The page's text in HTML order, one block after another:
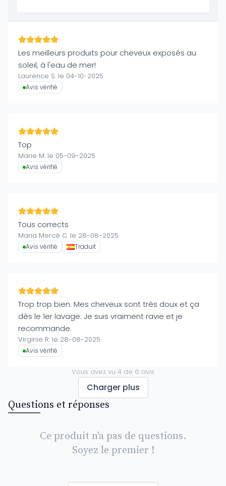
Les meilleurs produits pour cheveux exposés au
soleil, à l'eau de mer!
Laurence S. le 04-10-2025
Avis vérifié
Top
Marie M. le 05-09-2025
Avis vérifié
Tous corrects
Maria Mercè C. le 28-08-2025
Avis vérifié Traduit
Trop trop bien. Mes cheveux sont très doux et ça
dès le 1er lavage. Je suis vraiment ravie et je
recommande.
Virginie R. le 28-08-2025
Avis vérifié
Vous avez vu 4 de 6 avis
Charger plus
Questions et réponses
Ce produit n'a pas de questions.
Soyez le premier !